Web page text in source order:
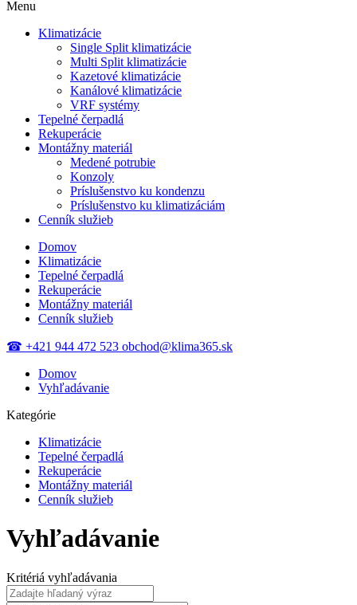
Menu
Klimatizácie
Single Split klimatizácie
Multi Split klimatizácie
Kazetové klimatizácie
Kanálové klimatizácie
VRF systémy
Tepelné čerpadlá
Rekuperácie
Montážny materiál
Medené potrubie
Konzoly
Príslušenstvo ku kondenzu
Príslušenstvo ku klimatizáciám
Cenník služieb
Domov
Klimatizácie
Tepelné čerpadlá
Rekuperácie
Montážny materiál
Cenník služieb
☎ +421 944 472 523 obchod@klima365.sk
Domov
Vyhľadávanie
Kategórie
Klimatizácie
Tepelné čerpadlá
Rekuperácie
Montážny materiál
Cenník služieb
Vyhľadávanie
Kritériá vyhľadávania